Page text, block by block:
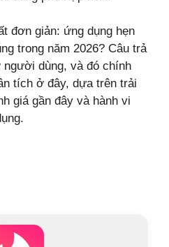
đơn giản: ứng dụng hẹn
trong năm 2026? Câu trả
dùng, và đó chính
tích ở đây, dựa trên trải
giá gần đây và hành vi